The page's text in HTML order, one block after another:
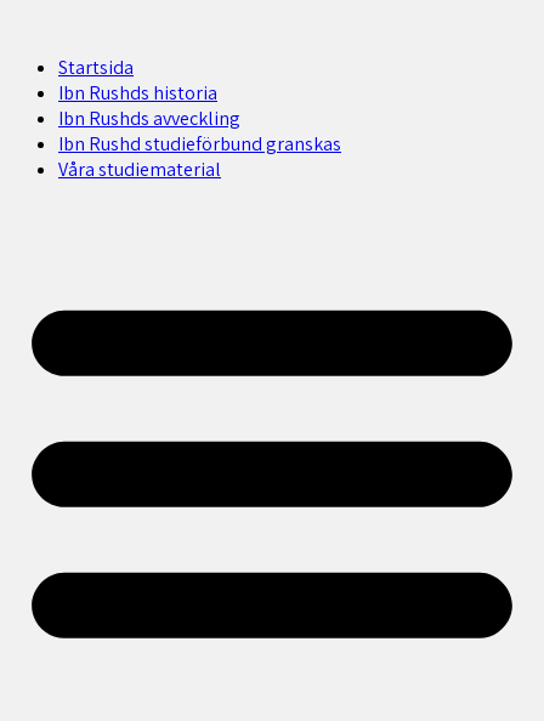
Startsida
Ibn Rushds historia
Ibn Rushds avveckling
Ibn Rushd studieförbund granskas​
Våra studiematerial